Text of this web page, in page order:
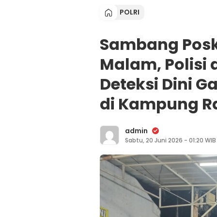
POLRI
Sambang
Malam, Polisi
Deteksi Dini
di Kampung
admin
Sabtu, 20 Juni 2026 - 01:20 WIB